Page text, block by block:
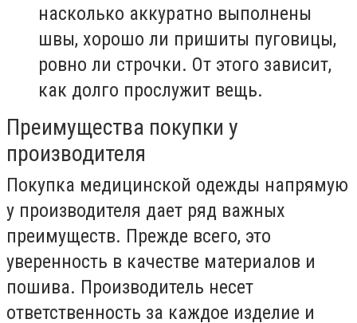
насколько аккуратно выполнены
швы, хорошо ли пришиты пуговицы,
ровно ли строчки. От этого зависит,
как долго прослужит вещь.
Преимущества покупки у
производителя
Покупка медицинской одежды напрямую
у производителя дает ряд важных
преимуществ. Прежде всего, это
уверенность в качестве материалов и
пошива. Производитель несет
ответственность за каждое изделие и